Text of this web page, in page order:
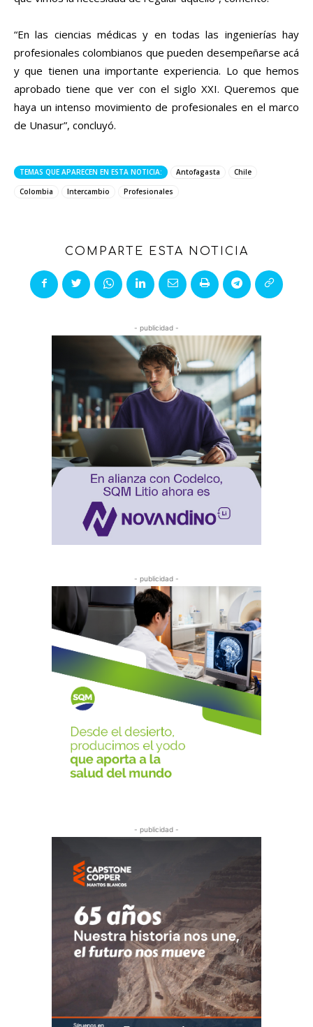
“En las ciencias médicas y en todas las ingenierías hay
profesionales colombianos que pueden desempeñarse acá
y que tienen una importante experiencia. Lo que hemos
aprobado tiene que ver con el siglo XXI. Queremos que
haya un intenso movimiento de profesionales en el marco
de Unasur”, concluyó.
TEMAS QUE APARECEN EN ESTA NOTICIA: Antofagasta
Chile
Colombia
Intercambio Profesionales
COMPARTE ESTA NOTICIA
- publicidad -
- publicidad -
- publicidad -